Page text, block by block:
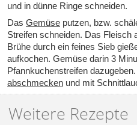
und in dünne Ringe schneiden.
Das Gemüse putzen, bzw.
Streifen schneiden. Das Fleisch
Brühe durch ein feines Sieb
aufkochen. Gemüse darin 3
Pfannkuchenstreifen
abschmecken und mit
Weitere Rezepte